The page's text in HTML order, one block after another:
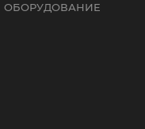
ОБОРУДОВАНИЕ